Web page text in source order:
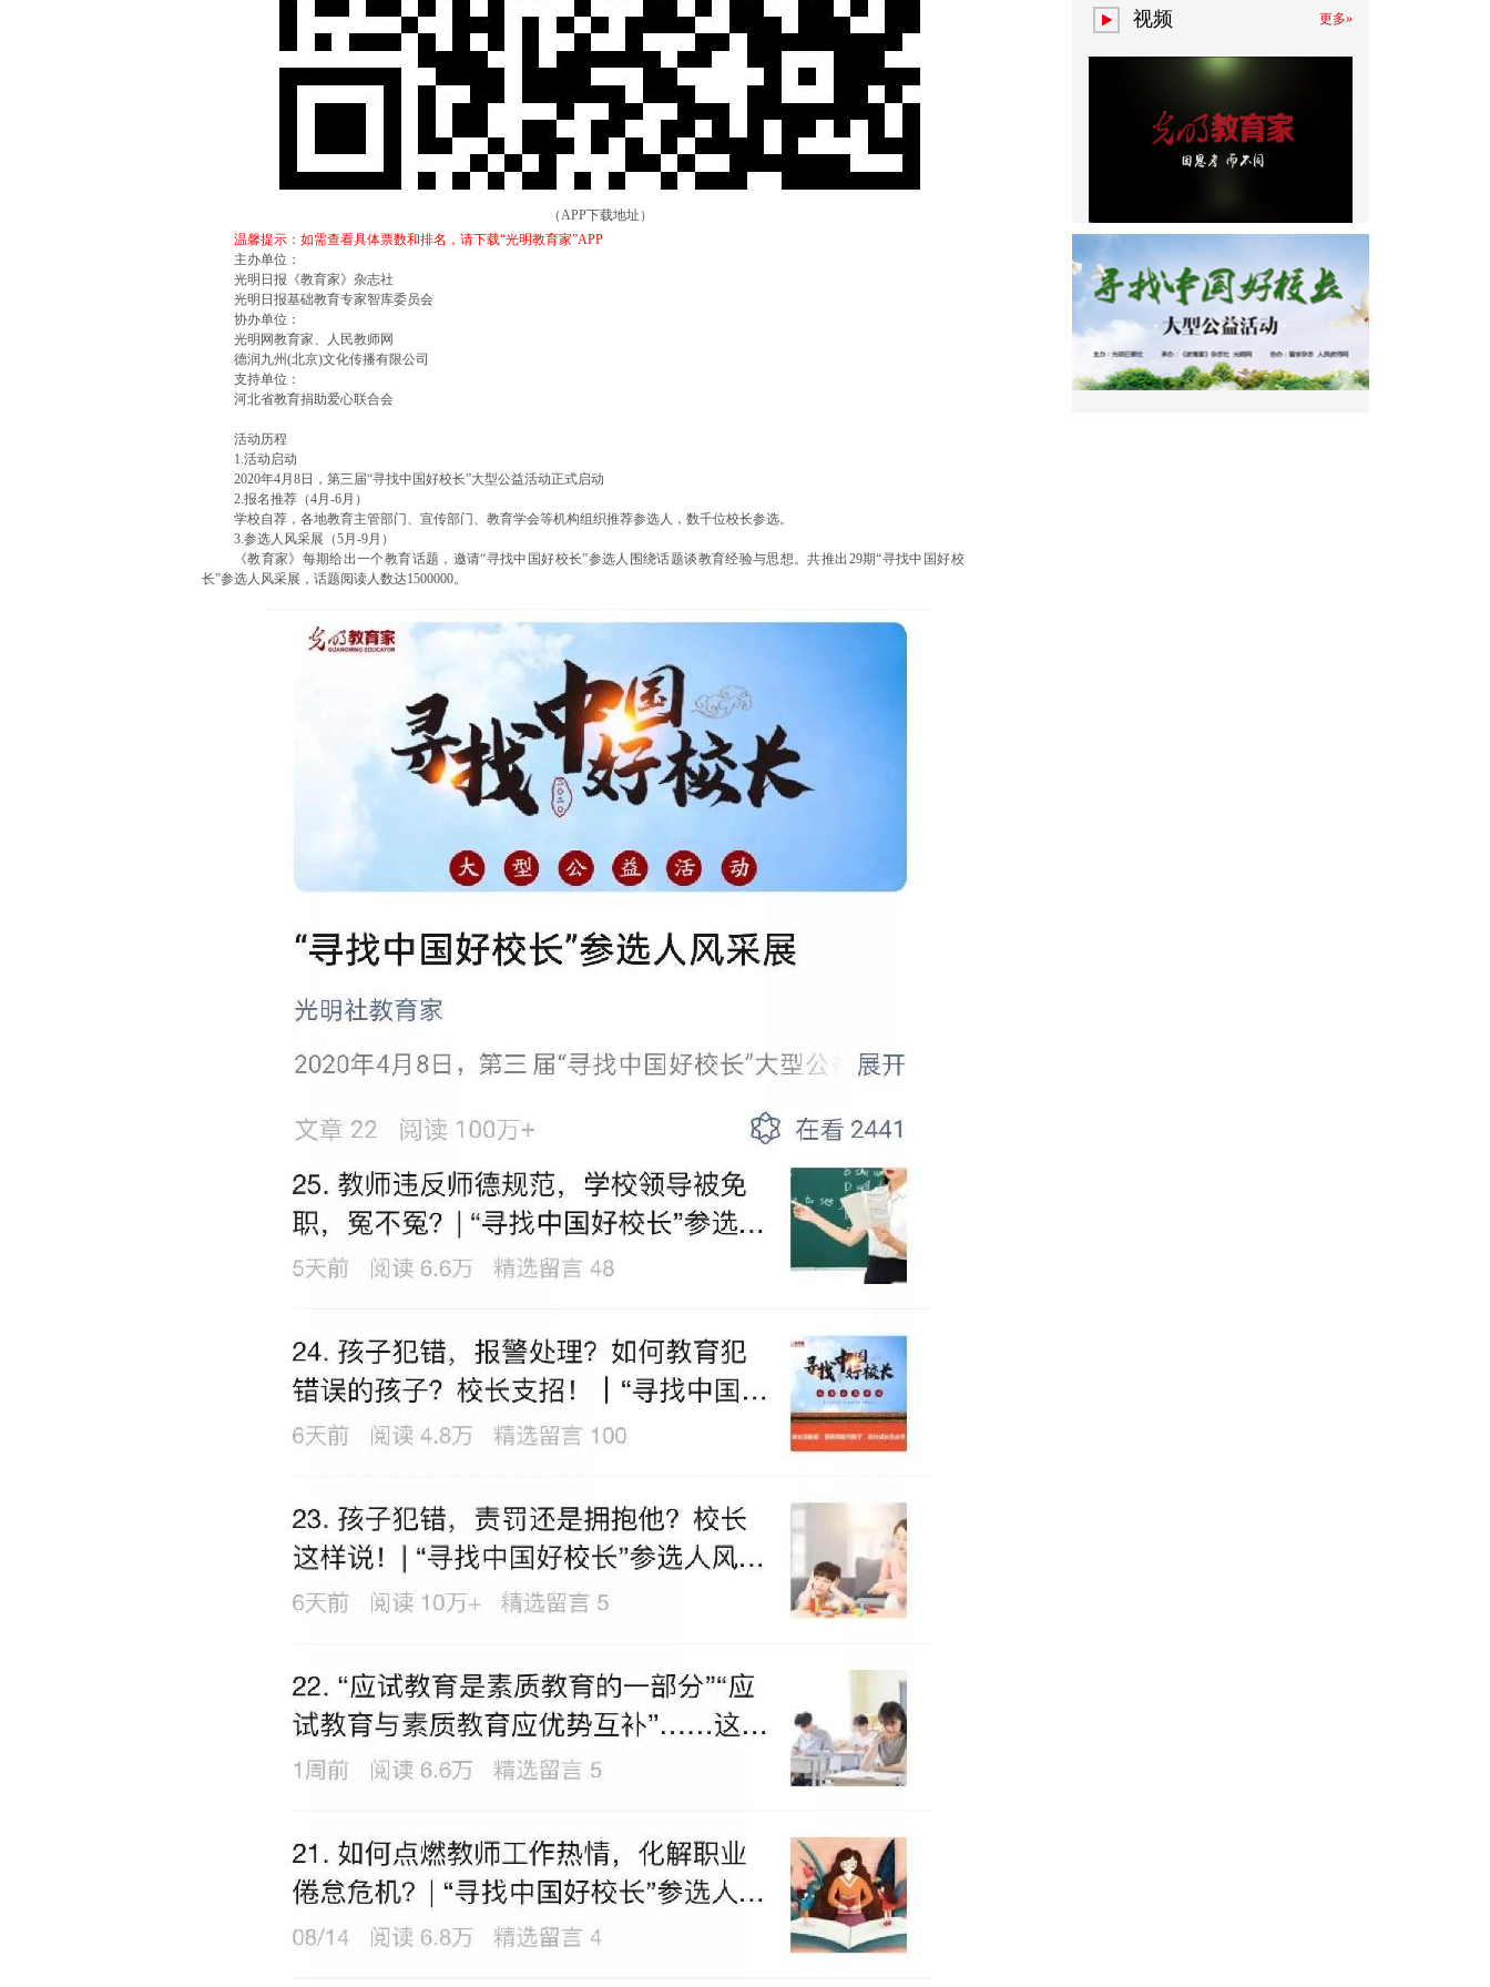
（APP下载地址）
温馨提示：如需查看具体票数和排名，请下载“光明教育家”APP
主办单位：
光明日报《教育家》杂志社
光明日报基础教育专家智库委员会
协办单位：
光明网教育家、人民教师网
德润九州(北京)文化传播有限公司
支持单位：
河北省教育捐助爱心联合会
活动历程
1.活动启动
2020年4月8日，第三届“寻找中国好校长”大型公益活动正式启动
2.报名推荐（4月-6月）
学校自荐，各地教育主管部门、宣传部门、教育学会等机构组织推荐参选人，数千位校长参选。
3.参选人风采展（5月-9月）
《教育家》每期给出一个教育话题，邀请“寻找中国好校长”参选人围绕话题谈教育经验与思想。共推出29期“寻找中国好校
长”参选人风采展，话题阅读人数达1500000。
视频 更多»